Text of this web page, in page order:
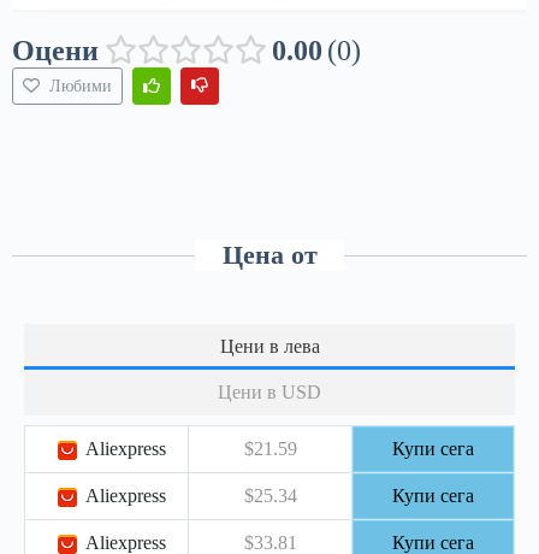
Оцени 0.00 0
Любими
Цена от
Цени в лева
Цени в USD
Aliexpress $21.59 Купи сега
Aliexpress $25.34 Купи сега
Aliexpress $33.81 Купи сега